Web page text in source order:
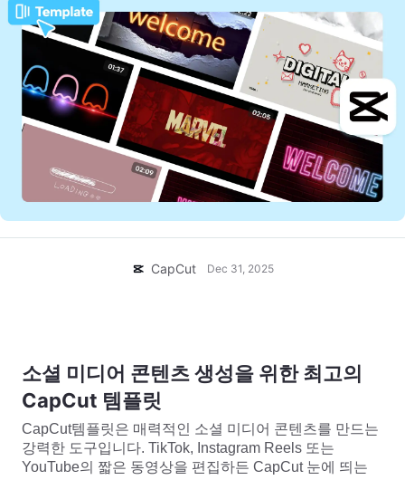
Nano Banana Pro
Gemini Omni
텍스트 및 오디오
캡션 템플릿
음성 인식
텍스트에서 음성으로
노이즈 제거
이미지
사용 사례
소셜 미디어
마케팅
라이프스타일 및 브이로그
사용자 지정 디자인
주요 추천
템플릿 트렌드 및 팁
더 보기
효과 템플릿
비즈니스 템플릿
산업 템플릿
요약 템플릿
CapCut 크리에이티브 캠퍼스
도움말
보안 센터
고객 지원 센터
CapCut Dec 31, 2025
소셜 미디어 콘텐츠 생성을 위한 최고의
CapCut 템플릿
CapCut템플릿은 매력적인 소셜 미디어 콘텐츠를 만드는
강력한 도구입니다. TikTok, Instagram Reels 또는
YouTube의 짧은 동영상을 편집하든 CapCut 눈에 띄는